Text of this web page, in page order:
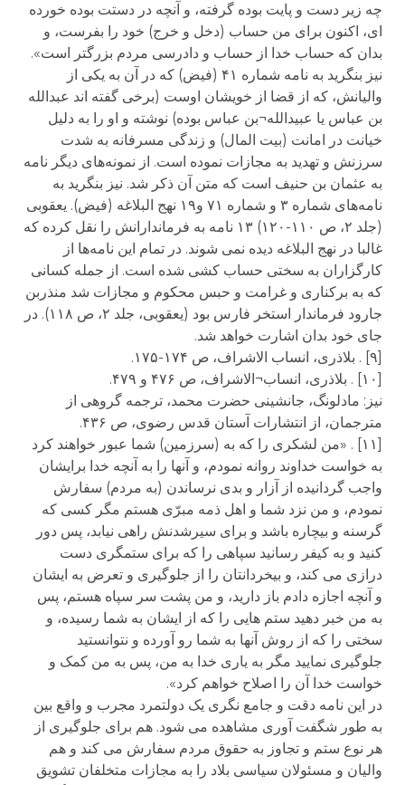
چه زیر دست و پایت بوده گرفته، و آنچه در دستت بوده خورده
ای، اکنون برای من حساب (دخل و خرج) خود را بفرست، و
بدان که حساب خدا از حساب و دادرسی مردم بزرگتر است».
نیز بنگرید به نامه شماره ۴۱ (فیض) که در آن به یکی از
والیانش، که از قضا از خویشان اوست (برخی گفته اند عبدالله
بن عباس یا عبیدالله¬بن عباس بوده) نوشته و او را به دلیل
خیانت در امانت (بیت المال) و زندگی مسرفانه به شدت
سرزنش و تهدید به مجازات نموده است. از نمونه‌های دیگر نامه
به عثمان بن حنیف است که متن آن ذکر شد. نیز بنگرید به
نامه‌های شماره ۳ و شماره ۷۱ و۱۹ نهج البلاغه (فیض). یعقوبی
(جلد ۲، ص ۱۱۰-۱۲۰) ۱۳ نامه به فرماندارانش را نقل کرده که
غالبا در نهج البلاغه دیده نمی شوند. در تمام این نامه‌ها از
کارگزاران به سختی حساب کشی شده است. از جمله کسانی
که به برکناری و غرامت و حبس محکوم و مجازات شد منذربن
جارود فرماندار استخر فارس بود (یعقوبی، جلد ۲، ص ۱۱۸). در
جای خود بدان اشارت خواهد شد.
نیز: مادلونگ، جانشینی حضرت محمد، ترجمه گروهی از
مترجمان، از انتشارات آستان قدس رضوی، ص ۴۳۶.
[۱۱] . «من لشکری را که به (سرزمین) شما عبور خواهند کرد
به خواست خداوند روانه نمودم، و آنها را به آنچه خدا برایشان
واجب گردانیده از آزار و بدی نرساندن (به مردم) سفارش
نمودم، و من نزد شما و اهل ذمه مبرّی هستم مگر کسی که
گرسنه و بیچاره باشد و برای سیرشدنش راهی نیابد، پس دور
کنید و به کیفر رسانید سپاهی را که برای ستمگری دست
درازی می کند، و بیخردانتان را از جلوگیری و تعرض به ایشان
و آنچه اجازه دادم باز دارید، و من پشت سر سپاه هستم، پس
به من خبر دهید ستم هایی را که از ایشان به شما رسیده، و
سختی را که از روش آنها به شما رو آورده و نتوانستید
جلوگیری نمایید مگر به یاری خدا به من، پس به من کمک و
خواست خدا آن را اصلاح خواهم کرد».
در این نامه دقت و جامع نگری یک دولتمرد مجرب و واقع بین
به طور شگفت آوری مشاهده می شود. هم برای جلوگیری از
هر نوع ستم و تجاوز به حقوق مردم سفارش می کند و هم
والیان و مسئولان سیاسی بلاد را به مجازات متخلفان تشویق